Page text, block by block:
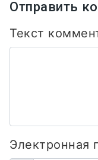
Отправить
Текст
Электронная